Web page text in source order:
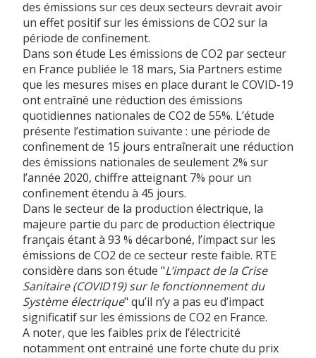
des émissions sur ces deux secteurs devrait avoir
un effet positif sur les émissions de CO2 sur la
période de confinement.
Dans son étude Les émissions de CO2 par secteur
en France publiée le 18 mars, Sia Partners estime
que les mesures mises en place durant le COVID-19
ont entraîné une réduction des émissions
quotidiennes nationales de CO2 de 55%. L’étude
présente l’estimation suivante : une période de
confinement de 15 jours entraînerait une réduction
des émissions nationales de seulement 2% sur
l’année 2020, chiffre atteignant 7% pour un
confinement étendu à 45 jours.
Dans le secteur de la production électrique, la
majeure partie du parc de production électrique
français étant à 93 % décarboné, l’impact sur les
émissions de CO2 de ce secteur reste faible. RTE
considère dans son étude "L’impact de la Crise
Sanitaire (COVID19) sur le fonctionnement du
Système électrique" qu’il n’y a pas eu d’impact
significatif sur les émissions de CO2 en France.
A noter, que les faibles prix de l’électricité
notamment ont entrainé une forte chute du prix